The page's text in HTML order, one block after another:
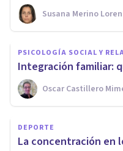
Susana Merino
PSICOLOGÍA SOCIAL Y
Integración familiar:
Oscar Castillero
DEPORTE
La concentración en